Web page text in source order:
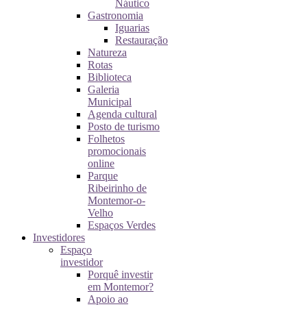
Náutico
Gastronomia
Iguarias
Restauração
Natureza
Rotas
Biblioteca
Galeria
Municipal
Agenda cultural
Posto de turismo
Folhetos
promocionais
online
Parque
Ribeirinho de
Montemor-o-
Velho
Espaços Verdes
Investidores
Espaço
investidor
Porquê investir
em Montemor?
Apoio ao